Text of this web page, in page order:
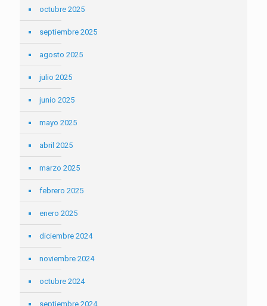
octubre 2025
septiembre 2025
agosto 2025
julio 2025
junio 2025
mayo 2025
abril 2025
marzo 2025
febrero 2025
enero 2025
diciembre 2024
noviembre 2024
octubre 2024
septiembre 2024